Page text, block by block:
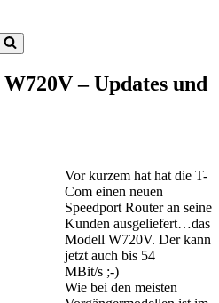
– Updates und
Vor kurzem hat hat die T-
Com einen neuen
Speedport Router an seine
Kunden ausgeliefert…das
Modell W720V. Der kann
jetzt auch bis 54
MBit/s ;-)
Wie bei den meisten